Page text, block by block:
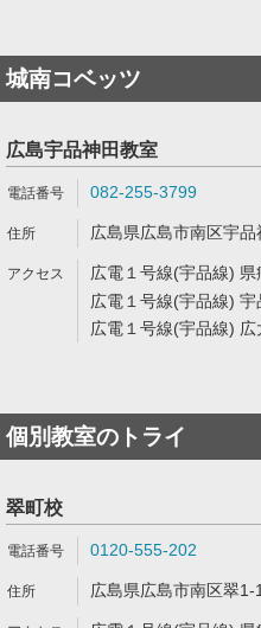
城南コベッツ
広島宇品神田教室
082-255-3799
広島県広島市南区宇
広電１号線(宇品線)
広電１号線(宇品線)
広電１号線(宇品線)
個別教室のトライ
翠町校
0120-555-202
広島県広島市南区翠